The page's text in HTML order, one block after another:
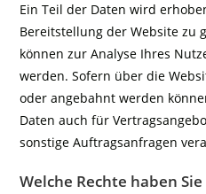
Ein Teil der Daten wird
Bereitstellung der Website zu
können zur Analyse Ihres
werden. Sofern über die
oder angebahnt werden
Daten auch für
sonstige Auftragsanfragen
Welche Rechte haben